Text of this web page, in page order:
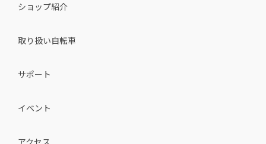
ショップ紹介
取り扱い自転車
サポート
イベント